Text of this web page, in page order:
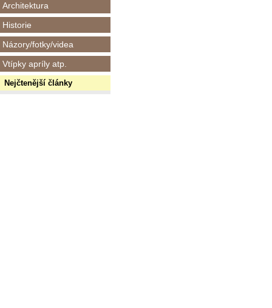
Architektura
Historie
Názory/fotky/videa
Vtípky apríly atp.
Nejčtenější články